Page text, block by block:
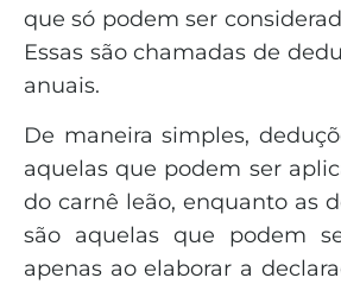
que só podem ser
Essas são chamadas de
anuais.
De maneira simples,
aquelas que podem ser
do carnê leão, enquanto as
são aquelas que podem
apenas ao elaborar a